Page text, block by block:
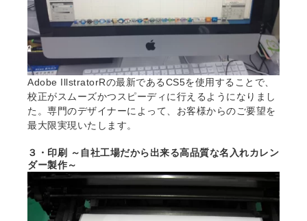
Adobe IllstratorRの最新であるCS5を使用することで、
校正がスムーズかつスピーディに行えるようになりまし
た。専門のデザイナーによって、お客様からのご要望を
最大限実現いたします。
３・印刷 ～自社工場だから出来る高品質な名入れカレン
ダー製作～